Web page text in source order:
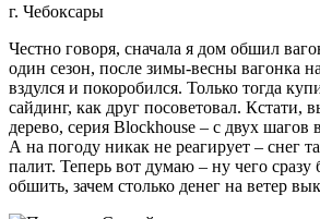
г. Чебоксары
Честно говоря, сначала я дом обшил
один сезон, после зимы-весны вагонка
вздулся и покоробился. Только тогда
сайдинг, как друг посоветовал. Кстати,
дерево, серия Blockhouse – с двух шагов
А на погоду никак не реагирует – снег
палит. Теперь вот думаю – ну чего
обшить, зачем столько денег на ветер